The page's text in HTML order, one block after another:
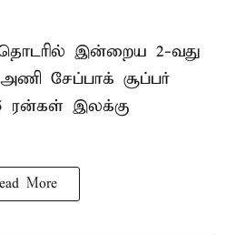
தொடரில் இன்றைய 2-வது
சேப்பாக் சூப்பர்
ரன்கள் இலக்கு
More